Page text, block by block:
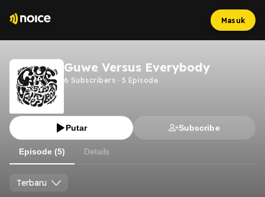
Masuk
Guwe Versus Everybody
6 Subscribers · 5 Episode
Putar Subscribe
Episode (5) Details
Terbaru